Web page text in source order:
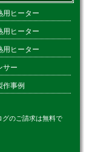
用ヒーター
用ヒーター
用ヒーター
サー
作事例
グのご請求は無料で